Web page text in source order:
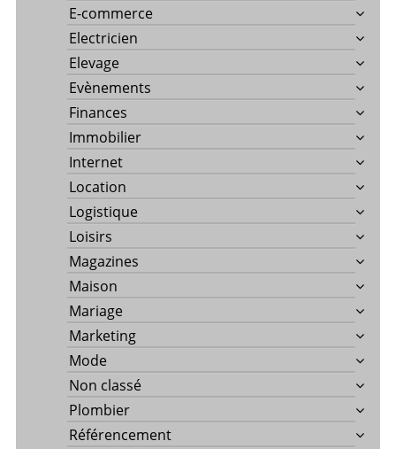
E-commerce
Electricien
Elevage
Evènements
Finances
Immobilier
Internet
Location
Logistique
Loisirs
Magazines
Maison
Mariage
Marketing
Mode
Non classé
Plombier
Référencement